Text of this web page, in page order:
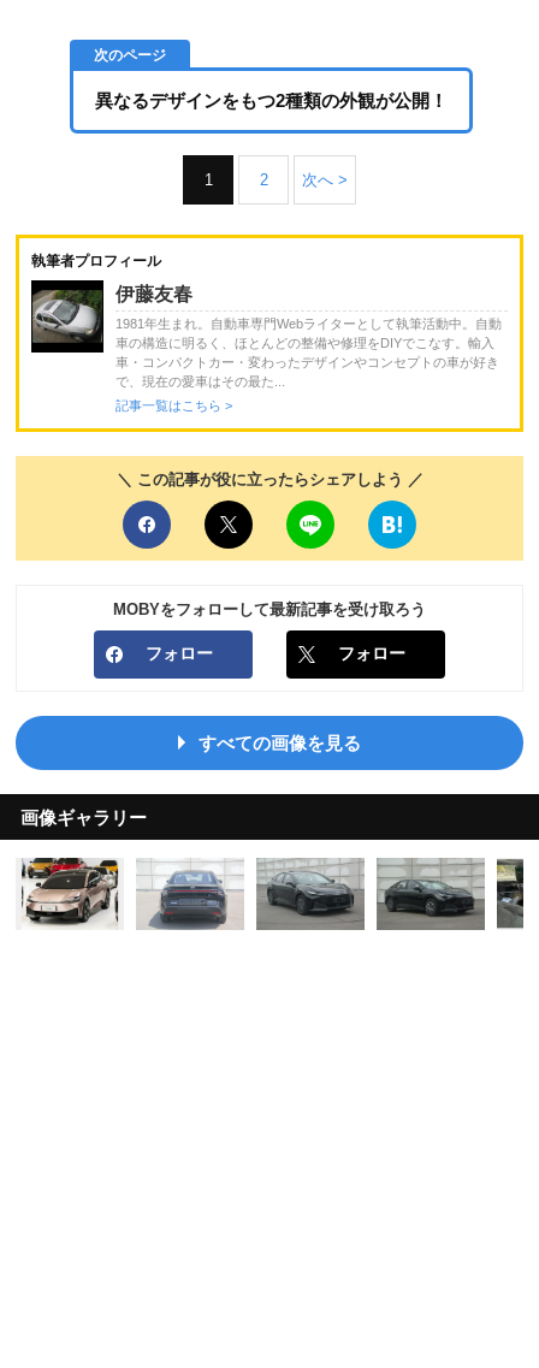
異なるデザインをもつ2種類の外観が公開！
1 2 次へ >
執筆者プロフィール
伊藤友春
1981年生まれ。自動車専門Webライターとして執筆活動中。自動
車の構造に明るく、ほとんどの整備や修理をDIYでこなす。輸入
車・コンパクトカー・変わったデザインやコンセプトの車が好き
で、現在の愛車はその最た...
記事一覧はこちら >
＼ この記事が役に立ったらシェアしよう ／
MOBYをフォローして最新記事を受け取ろう
フォロー フォロー
すべての画像を見る
画像ギャラリー